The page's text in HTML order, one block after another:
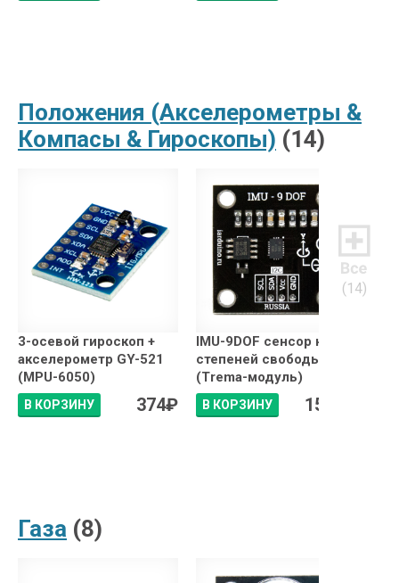
Положения (Акселерометры &
Компасы & Гироскопы) (14)
3-осевой гироскоп +
акселерометр GY-521
(MPU-6050)
В КОРЗИНУ 374₽
IMU-9DOF сенсор на 9
степеней свободы
(Trema-модуль)
В КОРЗИНУ 1520
(14)
Газа (8)